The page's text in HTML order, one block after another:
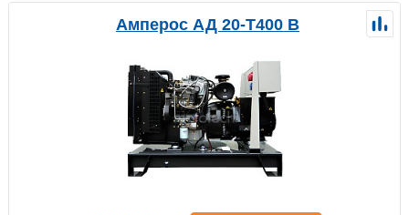
Амперос АД 20-Т400 B